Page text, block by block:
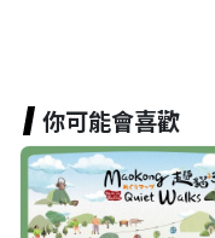
你可能會喜歡